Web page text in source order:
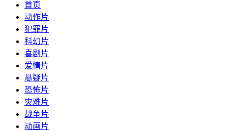
首页
动作片
犯罪片
科幻片
喜剧片
爱情片
悬疑片
恐怖片
灾难片
战争片
动画片